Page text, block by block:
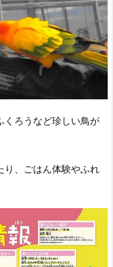
くろうなど珍しい鳥が
り、ごはん体験やふれ